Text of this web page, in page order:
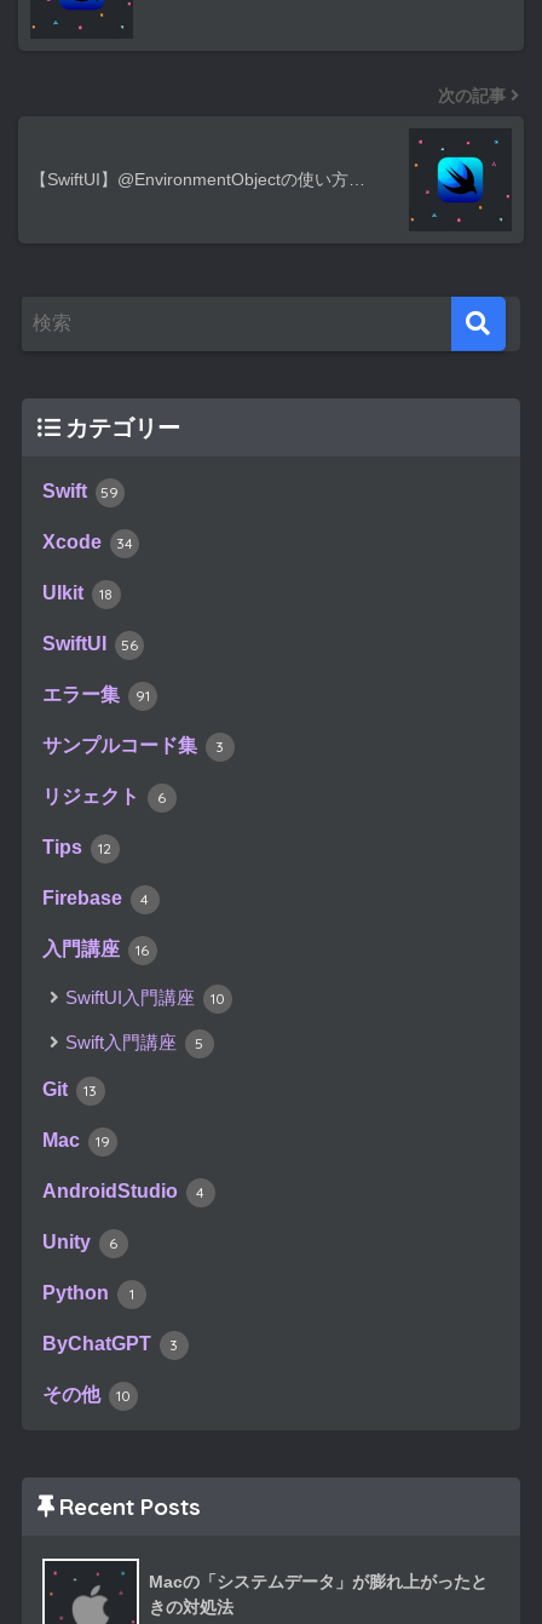
次の記事
【SwiftUI】@EnvironmentObjectの使い方…
カテゴリー
Swift 59
Xcode 34
UIkit 18
SwiftUI 56
エラー集 91
サンプルコード集 3
リジェクト 6
Tips 12
Firebase 4
入門講座 16
SwiftUI入門講座 10
Swift入門講座 5
Git 13
Mac 19
AndroidStudio 4
Unity 6
Python 1
ByChatGPT 3
その他 10
Recent Posts
Macの「システムデータ」が膨れ上がったと
きの対処法